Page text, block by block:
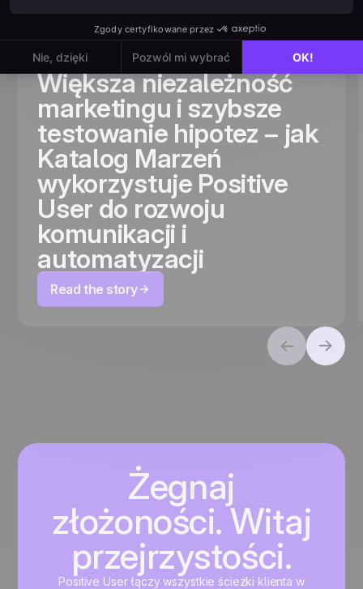
View all
Większa niezależność
marketingu i szybsze
testowanie hipotez – jak
Katalog Marzeń
wykorzystuje Positive
User do rozwoju
komunikacji i
automatyzacji
Read the story
Żegnaj
złożoności. Witaj
przejrzystości.
Positive User łączy wszystkie ścieżki klienta w